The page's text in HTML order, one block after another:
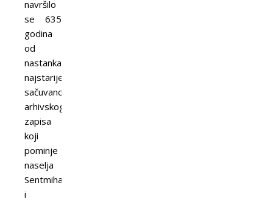
navršilo
se 635
godina
od
nastanka
najstarijeg
sačuvanog
arhivskog
zapisa
koji
pominje
naselja
Sentmihalj
i